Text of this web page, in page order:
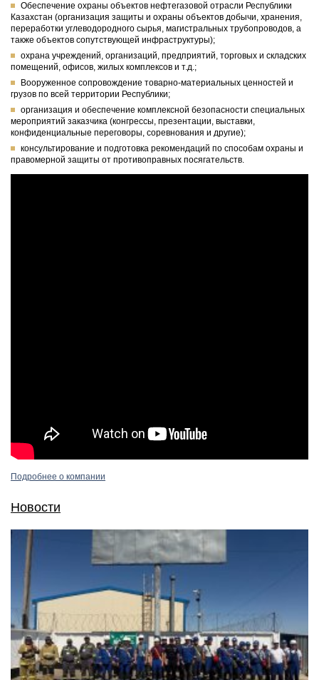
Новости
Обеспечение охраны объектов нефтегазовой отрасли Республики
Казахстан (организация защиты и охраны объектов добычи, хранения,
переработки углеводородного сырья, магистральных трубопроводов, а
также объектов сопутствующей инфраструктуры);
охрана учреждений, организаций, предприятий, торговых и складских
помещений, офисов, жилых комплексов и т.д.;
Вооруженное сопровождение товарно-материальных ценностей и
грузов по всей территории Республики;
организация и обеспечение комплексной безопасности специальных
мероприятий заказчика (конгрессы, презентации, выставки,
конфиденциальные переговоры, соревнования и другие);
консультирование и подготовка рекомендаций по способам охраны и
правомерной защиты от противоправных посягательств.
Подробнее о компании